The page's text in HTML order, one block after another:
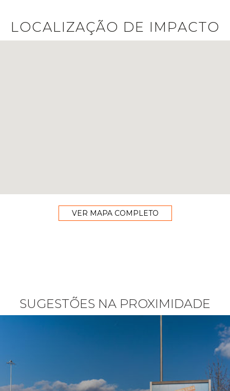
LOCALIZAÇÃO DE IMPACTO
VER MAPA COMPLETO
SUGESTÕES NA PROXIMIDADE